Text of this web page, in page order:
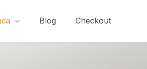
Blog Checkout